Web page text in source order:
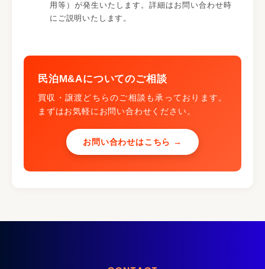
用等）が発生いたします。詳細はお問い合わせ時
にご説明いたします。
民泊M&Aについてのご相談
買収・譲渡どちらのご相談も承っております。
まずはお気軽にお問い合わせください。
お問い合わせはこちら →